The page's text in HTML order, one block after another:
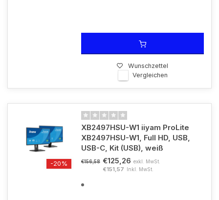
Wunschzettel
Vergleichen
-20%
XB2497HSU-W1 iiyam ProLite
XB2497HSU-W1, Full HD, USB,
USB-C, Kit (USB), weiß
€156,58 €125,26 exkl. MwSt.
€151,57 Inkl. MwSt.